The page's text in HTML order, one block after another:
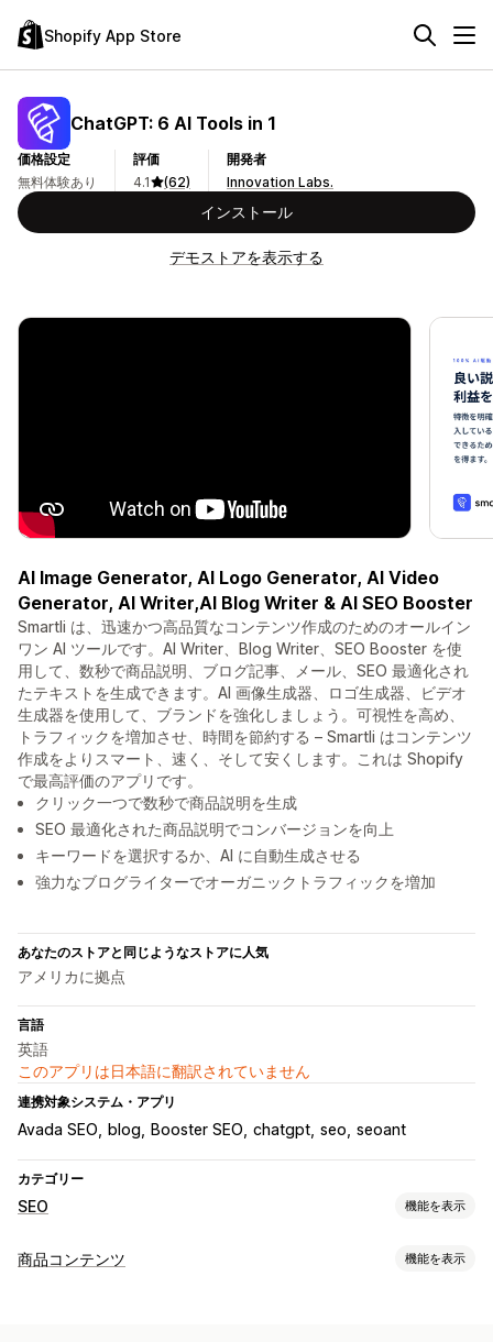
Shopify App Store
ChatGPT: 6 AI Tools in 1
価格設定
無料体験あり
評価
4.1
(62)
開発者
Innovation Labs.
インストール
デモストアを表示する
AI Image Generator, AI Logo Generator, AI Video
Generator, AI Writer,AI Blog Writer & AI SEO Booster
Smartli は、迅速かつ高品質なコンテンツ作成のためのオールイン
ワン AI ツールです。AI Writer、Blog Writer、SEO Booster を使
用して、数秒で商品説明、ブログ記事、メール、SEO 最適化され
たテキストを生成できます。AI 画像生成器、ロゴ生成器、ビデオ
生成器を使用して、ブランドを強化しましょう。可視性を高め、
トラフィックを増加させ、時間を節約する – Smartli はコンテンツ
作成をよりスマート、速く、そして安くします。これは Shopify
で最高評価のアプリです。
クリック一つで数秒で商品説明を生成
SEO 最適化された商品説明でコンバージョンを向上
キーワードを選択するか、AI に自動生成させる
強力なブログライターでオーガニックトラフィックを増加
あなたのストアと同じようなストアに人気
アメリカに拠点
言語
英語
このアプリは日本語に翻訳されていません
連携対象システム・アプリ
Avada SEO blog Booster SEO chatgpt seo seoant
カテゴリー
SEO 機能を表示
SEOツール
商品コンテンツ 機能を表示